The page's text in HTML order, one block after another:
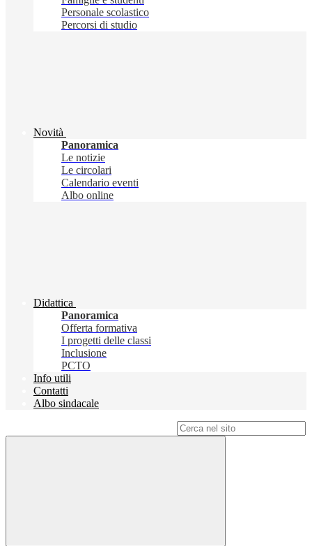
Personale scolastico
Percorsi di studio
Novità
Panoramica
Le notizie
Le circolari
Calendario eventi
Albo online
Didattica
Panoramica
Offerta formativa
I progetti delle classi
Inclusione
PCTO
Info utili
Contatti
Albo sindacale